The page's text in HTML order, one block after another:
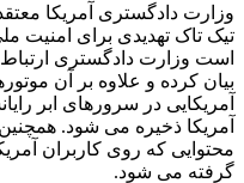
وزارت دادگستری آمریکا
تیک تاک تهدیدی برای امنیت
است وزارت دادگستری ارتباط
بیان کرده و علاوه بر آن
آمریکایی در سرورهای ابر
آمریکا ذخیره می شود.
محتوایی که روی کاربران
گرفته می شود.